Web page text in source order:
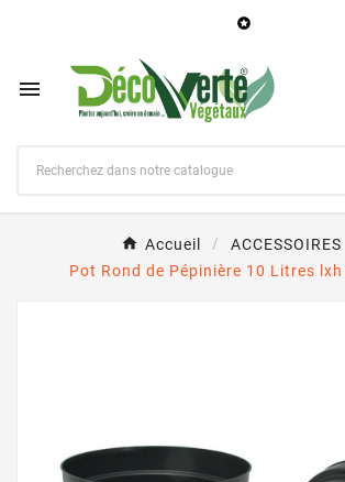


Accueil
ACCESSOIRES
Pot Rond de Pépinière 10 Litres